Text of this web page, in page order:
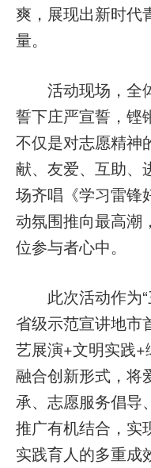
爽，展现出新时代
量。
活动现场，全
誓下庄严宣誓，铿
不仅是对志愿精神
献、友爱、互助、
场齐唱《学习雷锋
动氛围推向最高潮
位参与者心中。
此次活动作为“
省级示范宣讲地市
艺展演+文明实践+
融合创新形式，将
承、志愿服务倡导
推广有机结合，实
实践育人的多重成